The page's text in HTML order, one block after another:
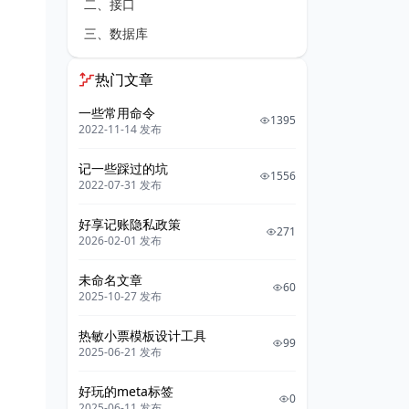
二、接口
三、数据库
热门文章
一些常用命令
2022-11-14 发布
1395
记一些踩过的坑
2022-07-31 发布
1556
好享记账隐私政策
2026-02-01 发布
271
未命名文章
2025-10-27 发布
60
热敏小票模板设计工具
2025-06-21 发布
99
好玩的meta标签 0